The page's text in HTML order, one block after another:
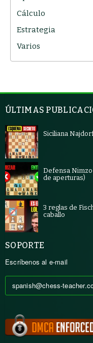
Cálculo
Estrategia
Varios
ÚLTIMAS
Siciliana
Defensa
de aperturas)
3 reglas de
caballo
SOPORTE
Escríbenos al e-mail
spanish@chess-